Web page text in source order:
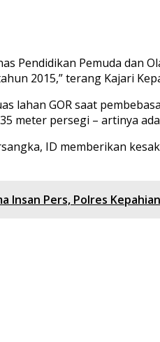
Pendidikan Pemuda dan
2015,” terang Kajari
lahan GOR saat
meter persegi – artinya
ID memberikan
Insan Pers, Polres